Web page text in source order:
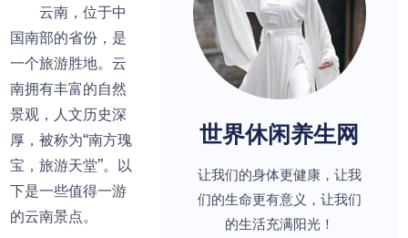
云南，位于中
国南部的省份，是
一个旅游胜地。云
南拥有丰富的自然
景观，人文历史深
厚，被称为“南方瑰
宝，旅游天堂”。以
下是一些值得一游
的云南景点。
世界休闲养生网
让我们的身体更健康，让我
们的生命更有意义，让我们
的生活充满阳光！